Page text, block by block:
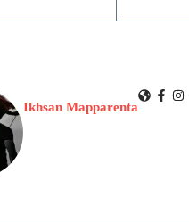
Ikhsan Mapparenta